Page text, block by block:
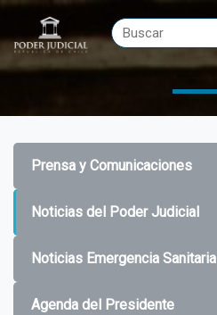
Prensa y Comunicaciones
Noticias del Poder Judicial
Noticias Emergencia Sanitaria
Agenda del Presidente